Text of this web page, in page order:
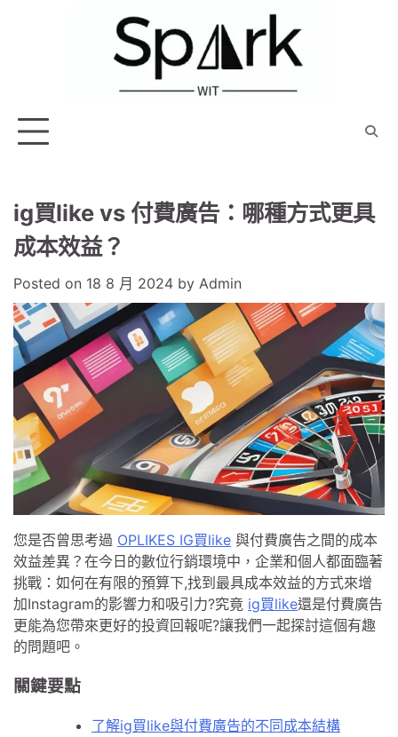
ig買like vs 付費廣告：哪種方式更具
成本效益？
Posted on 18 8 月 2024 by Admin
您是否曾思考過 OPLIKES IG買like 與付費廣告之間的成本
效益差異？在今日的數位行銷環境中，企業和個人都面臨著
挑戰：如何在有限的預算下,找到最具成本效益的方式來增
加Instagram的影響力和吸引力?究竟 ig買like還是付費廣告
更能為您帶來更好的投資回報呢?讓我們一起探討這個有趣
的問題吧。
關鍵要點
了解ig買like與付費廣告的不同成本結構